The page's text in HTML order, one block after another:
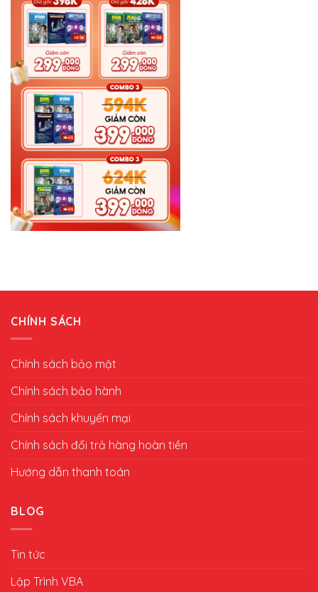
CHÍNH SÁCH
Chính sách bảo mật
Chính sách bảo hành
Chính sách khuyến mại
Chính sách đổi trả hàng hoàn tiền
Hướng dẫn thanh toán
BLOG
Tin tức
Lập Trình VBA